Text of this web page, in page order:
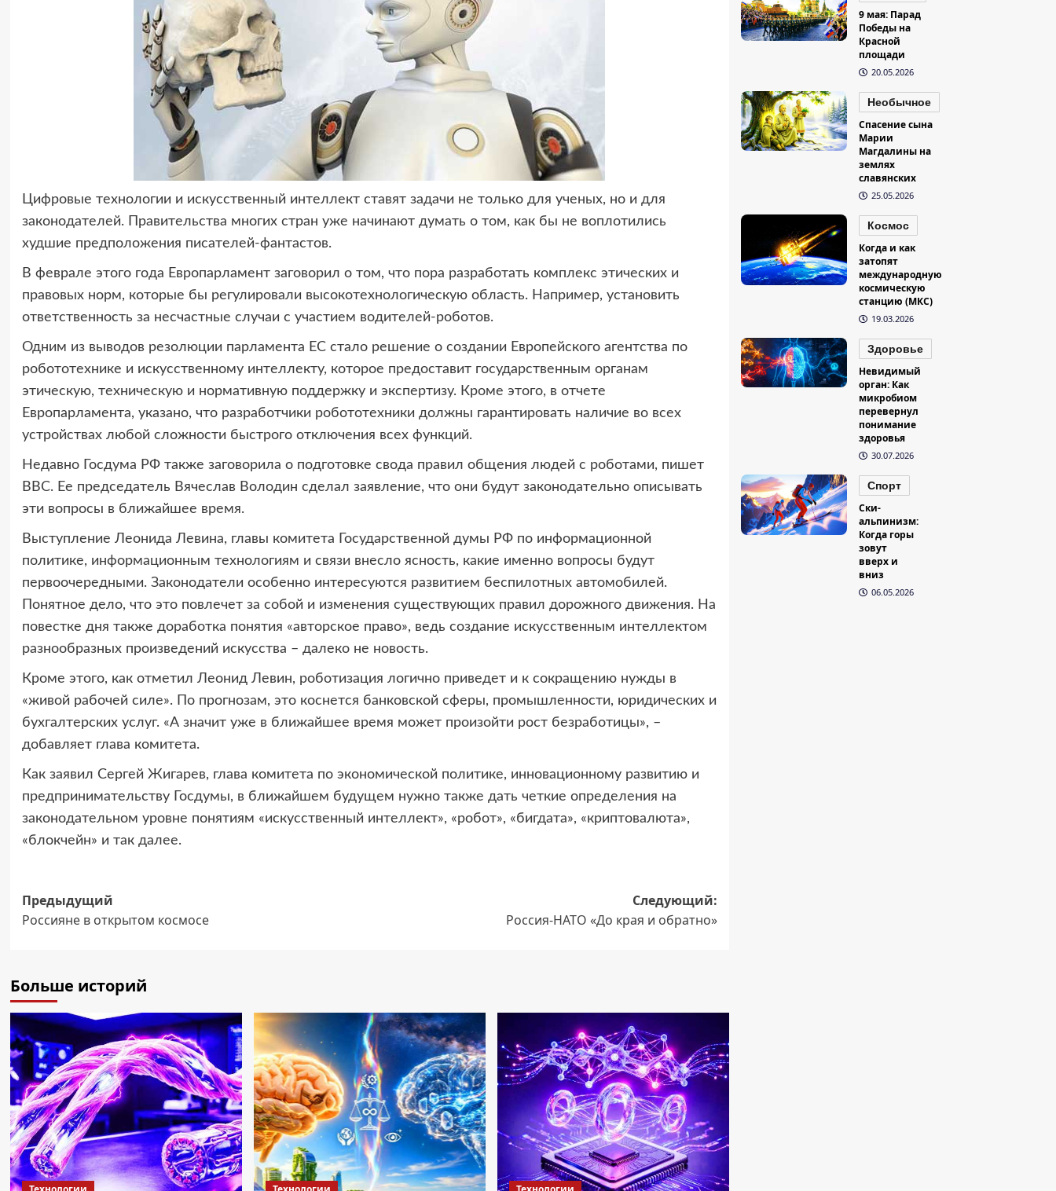
Цифровые технологии и искусственный интеллект ставят задачи не только для ученых, но и для
законодателей. Правительства многих стран уже начинают думать о том, как бы не воплотились
худшие предположения писателей-фантастов.
В феврале этого года Европарламент заговорил о том, что пора разработать комплекс этических и
правовых норм, которые бы регулировали высокотехнологическую область. Например, установить
ответственность за несчастные случаи с участием водителей-роботов.
Одним из выводов резолюции парламента ЕС стало решение о создании Европейского агентства по
робототехнике и искусственному интеллекту, которое предоставит государственным органам
этическую, техническую и нормативную поддержку и экспертизу. Кроме этого, в отчете
Европарламента, указано, что разработчики робототехники должны гарантировать наличие во всех
устройствах любой сложности быстрого отключения всех функций.
Недавно Госдума РФ также заговорила о подготовке свода правил общения людей с роботами, пишет
ВВС. Ее председатель Вячеслав Володин сделал заявление, что они будут законодательно описывать
эти вопросы в ближайшее время.
Выступление Леонида Левина, главы комитета Государственной думы РФ по информационной
политике, информационным технологиям и связи внесло ясность, какие именно вопросы будут
первоочередными. Законодатели особенно интересуются развитием беспилотных автомобилей.
Понятное дело, что это повлечет за собой и изменения существующих правил дорожного движения. На
повестке дня также доработка понятия «авторское право», ведь создание искусственным интеллектом
разнообразных произведений искусства – далеко не новость.
Кроме этого, как отметил Леонид Левин, роботизация логично приведет и к сокращению нужды в
«живой рабочей силе». По прогнозам, это коснется банковской сферы, промышленности, юридических и
бухгалтерских услуг. «А значит уже в ближайшее время может произойти рост безработицы», –
добавляет глава комитета.
Как заявил Сергей Жигарев, глава комитета по экономической политике, инновационному развитию и
предпринимательству Госдумы, в ближайшем будущем нужно также дать четкие определения на
законодательном уровне понятиям «искусственный интеллект», «робот», «бигдата», «криптовалюта»,
«блокчейн» и так далее.
Навигация
записи
Предыдущий
Россияне в открытом космосе
Следующий:
Россия-НАТО «До края и обратно»
Больше историй
9 мая: Парад
Победы на
Красной
площади
20.05.2026
Необычное
Спасение сына
Марии
Магдалины на
землях
славянских
25.05.2026
Космос
Когда и как
затопят
международную
космическую
станцию (МКС)
19.03.2026
Здоровье
Невидимый
орган: Как
микробиом
перевернул
понимание
здоровья
30.07.2026
Спорт
Ски-
альпинизм:
Когда горы
зовут
вверх и
вниз
06.05.2026